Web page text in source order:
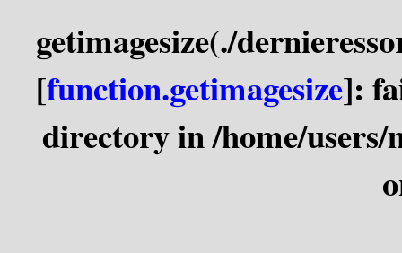
getimagesize(./
[function.getimagesize]:
directory in/home/